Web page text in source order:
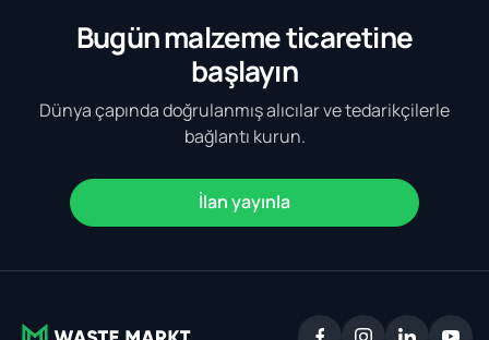
Bugün malzeme ticaretine
başlayın
Dünya çapında doğrulanmış alıcılar ve tedarikçilerle
bağlantı kurun.
İlan yayınla